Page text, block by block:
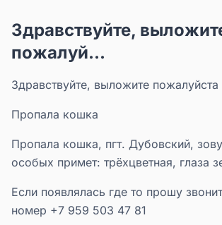
Здравствуйте,
пожалуй...
Здравствуйте, выложите пожалуйста
Пропала кошка
Пропала кошка, пгт. Дубовский,
особых примет: трёхцветная, глаза
Если появлялась где то прошу
номер +7 959 503 47 81